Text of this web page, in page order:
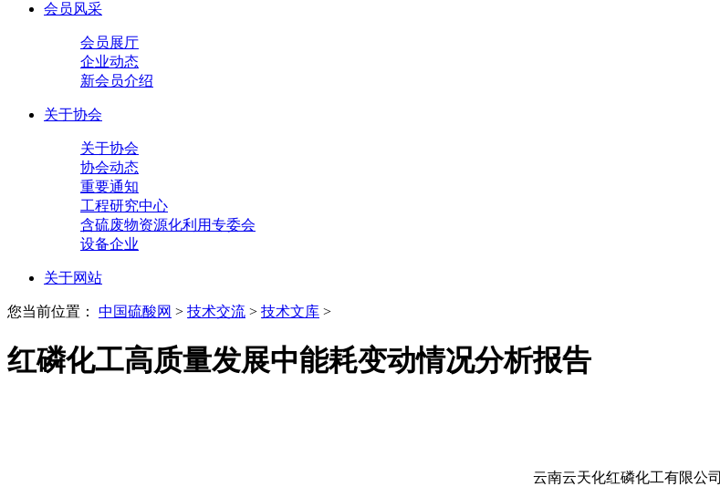
会员风采
会员展厅
企业动态
新会员介绍
关于协会
关于协会
协会动态
重要通知
工程研究中心
含硫废物资源化利用专委会
设备企业
关于网站
您当前位置： 中国硫酸网 > 技术交流 > 技术文库 >
红磷化工高质量发展中能耗变动情况分析报告
云南云天化红磷化工有限公司